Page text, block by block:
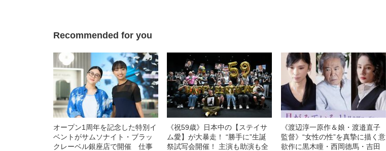
Recommended for you
オープン1周年を記念した特別イ
ベントがサムソナイト・ブラッ
クレーベル銀座店で開催 仕事
《祝59歳》日本中の【ステイサ
ム愛】が大暴走！ “勝手に”生誕
祭試写会開催！ 主演も助演も全
《渡辺淳一原作＆娘・渡邉直子
監督》“女性の性”を真摯に描く意
欲作に黒木瞳・西岡德馬・吉田